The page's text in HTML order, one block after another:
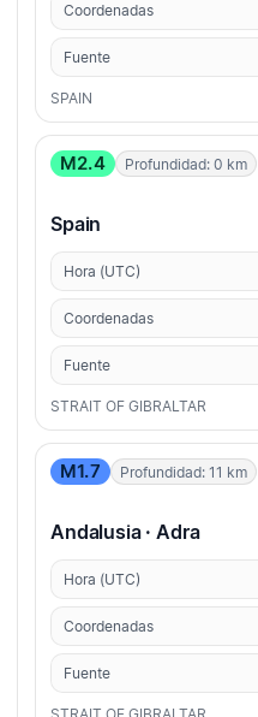
Coordenadas
Fuente
SPAIN
M2.4 Profundidad: 0 km
Spain
Hora (UTC)
Coordenadas
Fuente
STRAIT OF GIBRALTAR
M1.7 Profundidad: 11 km
Andalusia · Adra
Hora (UTC)
Coordenadas
Fuente